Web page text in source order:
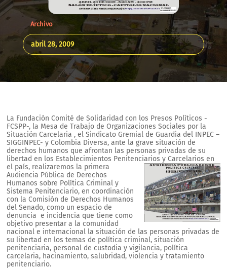
Archivo
abril 28, 2009
La Fundación Comité de Solidaridad con los Presos Políticos -
FCSPP-, la Mesa de Trabajo de Organizaciones Sociales por la
Situación Carcelaria , el Sindicato Gremial de Guardia del INPEC –
SIGGINPEC- y Colombia Diversa, ante la grave situación de
derechos humanos que afrontan las personas privadas de su
libertad en los Establecimientos Penitenciarios y Carcelarios en
el país, realizaremos la primera
Audiencia Pública de Derechos
Humanos sobre Política Criminal y
Sistema Penitenciario, en coordinación
con la Comisión de Derechos Humanos
del Senado, como un espacio de
denuncia e incidencia que tiene como
objetivo presentar a la comunidad
nacional e internacional la situación de las personas privadas de
su libertad en los temas de política criminal, situación
penitenciaria, personal de custodia y vigilancia, política
carcelaria, hacinamiento, salubridad, violencia y tratamiento
penitenciario.